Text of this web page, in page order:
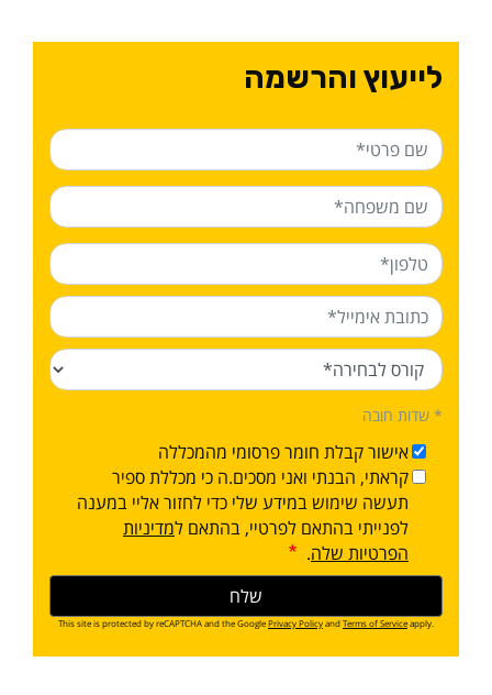
לייעוץ והרשמה
* שדות חובה
אישור קבלת חומר פרסומי מהמכללה
קראתי, הבנתי ואני מסכים.ה כי מכללת ספיר
תעשה שימוש במידע שלי כדי לחזור אליי במענה
לפנייתי בהתאם לפרטיי, בהתאם למדיניות
הפרטיות שלה.
This site is protected by reCAPTCHA and the GooglePrivacy PolicyandTerms of Serviceapply.